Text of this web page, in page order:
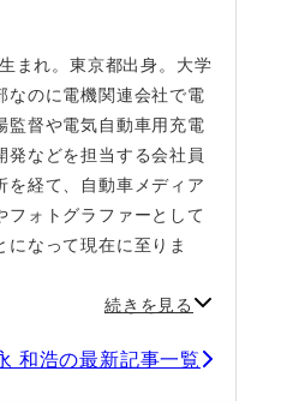
まれ。東京都出身。大学
なのに電機関連会社で電
監督や電気自動車用充電
発などを担当する会社員
を経て、自動車メディア
フォトグラファーとして
になって現在に至りま
続きを見る
和浩の最新記事一覧